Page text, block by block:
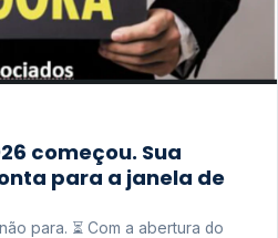
começou. Sua
para a janela de
a abertura do